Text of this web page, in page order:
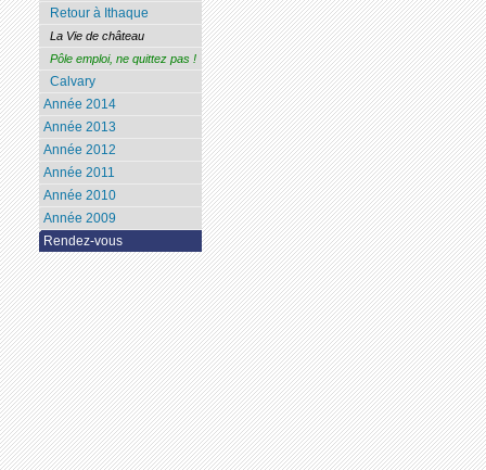
Retour à Ithaque
La Vie de château
Pôle emploi, ne quittez pas !
Calvary
Année 2014
Année 2013
Année 2012
Année 2011
Année 2010
Année 2009
Rendez-vous